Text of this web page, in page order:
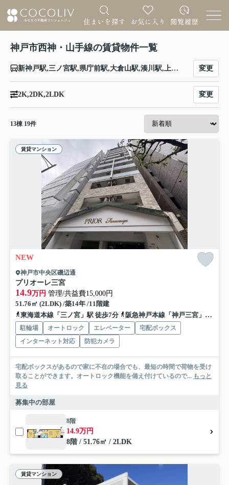
神戸市西神・山手線の賃貸物件一覧
新神戸駅,三ノ宮駅,県庁前駅,大倉山駅,湊川駅,上沢駅,高速長田駅,新長田駅,板宿駅,妙法寺駅,名谷駅,総合運動公園駅,学園都市駅,伊川谷駅,西神南駅,西神中央駅 変更
2K,2DK,2LDK 変更
13棟 19件
賃貸マンション
NEW
神戸市中央区磯辺通
プリオーレ三宮
14.9万円 管理/共益費15,000円
51.76㎡ (2LDK) /築14年 /11階建
東海道本線「三ノ宮」駅 徒歩7分
阪急神戸本線「神戸三宮」駅 徒歩9分
駐輪場 オートロック エレベーター
宅配ボックス
インターネット対応
防犯カメラ
宅配ボックスがあるので家に不在の場合でも、最短の時間で荷物を受け
取ることができます。オートロック機能を備え付けているので... もっと
見る
募集中の部屋
8階
14.9万円
8階 / 51.76㎡ / 2LDK
賃貸マンション